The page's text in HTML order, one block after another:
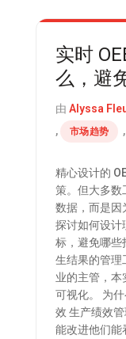
实时
么，避
由 Alyssa
, 市场趋势 ,
精心设计的
策。但大多数
数据，而是因
探讨如何设计
标，避免哪些
生结果的管理
业的主管，本
可视化。 为
效 生产绩效
能改进他们能